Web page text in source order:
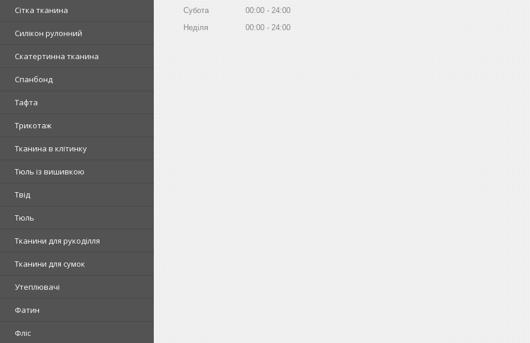
Сітка тканина
Силікон рулонний
Скатертинна тканина
Спанбонд
Тафта
Трикотаж
Тканина в клітинку
Тюль із вишивкою
Твід
Тюль
Тканини для рукоділля
Тканини для сумок
Утеплювачі
Фатин
Фліс
Субота
00:00
24:00
Неділя
00:00 24:00